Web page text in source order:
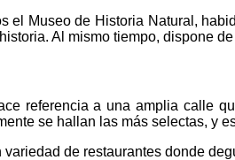
el Museo de Historia Natural,
Al mismo tiempo, dispone
referencia a una amplia calle
se hallan las más selectas, y
de restaurantes donde